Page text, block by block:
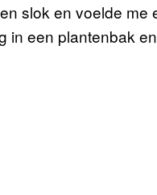
slok en voelde
in een plantenbak